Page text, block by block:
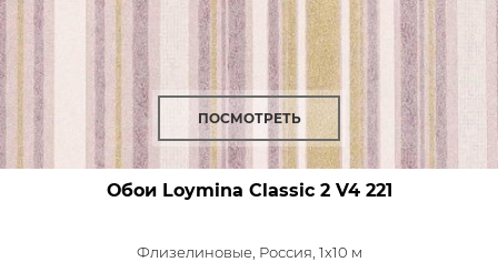
ПОСМОТРЕТЬ
Обои Loymina Classic 2V4 221
Флизелиновые, Россия, 1x10 м